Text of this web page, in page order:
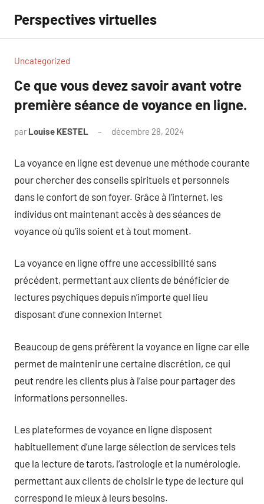
contenu
Perspectives virtuelles
Uncategorized
Ce que vous devez savoir avant votre
première séance de voyance en ligne.
par Louise KESTEL décembre 28, 2024
La voyance en ligne est devenue une méthode courante
pour chercher des conseils spirituels et personnels
dans le confort de son foyer. Grâce à l’internet, les
individus ont maintenant accès à des séances de
voyance où qu’ils soient et à tout moment.
La voyance en ligne offre une accessibilité sans
précédent, permettant aux clients de bénéficier de
lectures psychiques depuis n’importe quel lieu
disposant d’une connexion Internet
Beaucoup de gens préfèrent la voyance en ligne car elle
permet de maintenir une certaine discrétion, ce qui
peut rendre les clients plus à l’aise pour partager des
informations personnelles.
Les plateformes de voyance en ligne disposent
habituellement d’une large sélection de services tels
que la lecture de tarots, l’astrologie et la numérologie,
permettant aux clients de choisir le type de lecture qui
correspond le mieux à leurs besoins.